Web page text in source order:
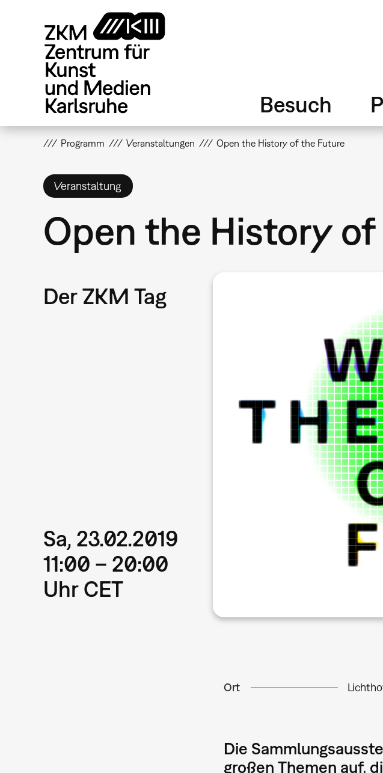
Besuch
Programm Veranstaltungen Open the History of the Future
Veranstaltung
Open the History
Der ZKM Tag
Sa, 23.02.2019
11:00 – 20:00
Uhr CET
Ort
Die
großen Themen auf,